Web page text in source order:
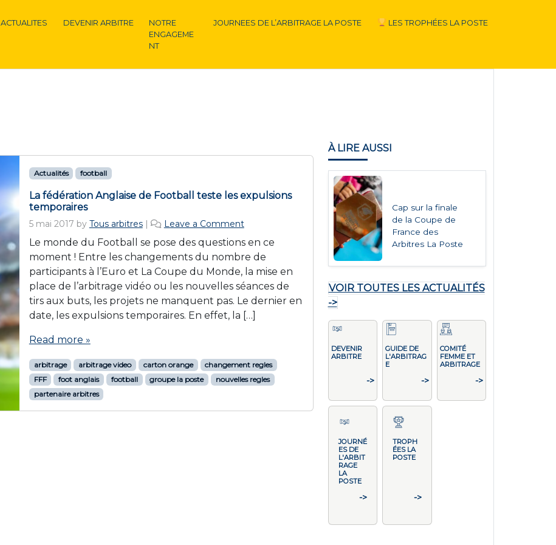
ACTUALITES DEVENIR ARBITRE
NOTRE
ENGAGEME
NT
JOURNEES DE L’ARBITRAGE LA POSTE LES TROPHÉES LA POSTE
Actualités football
La fédération Anglaise de Football teste les expulsions
temporaires
5 mai 2017 by Tous arbitres | Leave a Comment
Le monde du Football se pose des questions en ce
moment ! Entre les changements du nombre de
participants à l’Euro et La Coupe du Monde, la mise en
place de l’arbitrage vidéo ou les nouvelles séances de
tirs aux buts, les projets ne manquent pas. Le dernier en
date, les expulsions temporaires. En effet, la […]
Read more »
arbitrage arbitrage video carton orange
changement regles
FFF
foot anglais football groupe la poste
nouvelles regles
partenaire arbitres
À LIRE AUSSI
Cap sur la finale
de la Coupe de
France des
Arbitres La Poste
VOIR TOUTES LES ACTUALITÉS
->
DEVENIR
ARBITRE
->
GUIDE DE
L'ARBITRAG
E
->
COMITÉ
FEMME ET
ARBITRAGE
->
JOURNÉ
ES DE
L'ARBIT
RAGE
LA
POSTE
->
TROPH
ÉES LA
POSTE
->